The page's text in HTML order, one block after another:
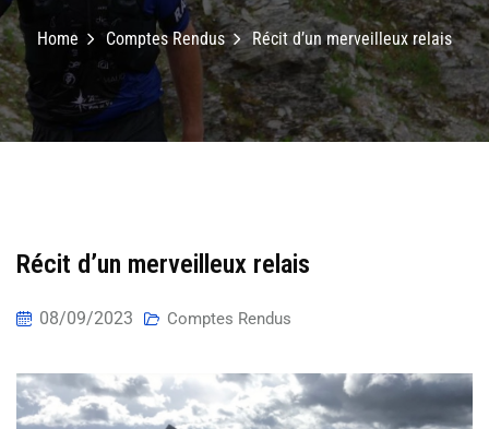
Home Comptes Rendus Récit d’un merveilleux relais
Récit d’un merveilleux relais
08/09/2023 Comptes Rendus